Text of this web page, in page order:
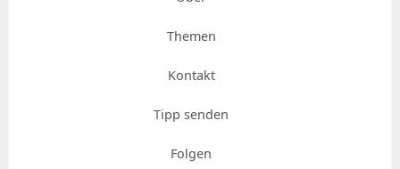
Themen
Kontakt
Tipp senden
Folgen